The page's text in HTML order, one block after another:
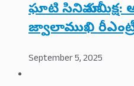
ఘాటి సినిమా సమీక్ష:
జ్వాలాముఖి
September 5, 2025